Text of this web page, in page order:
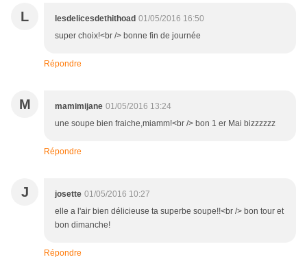
L lesdelicesdethithoad 01/05/2016 16:50
super choix!<br /> bonne fin de journée
Répondre
M mamimijane 01/05/2016 13:24
une soupe bien fraiche,miamm!<br /> bon 1 er Mai bizzzzzz
Répondre
J josette 01/05/2016 10:27
elle a l'air bien délicieuse ta superbe soupe!!<br /> bon tour et
bon dimanche!
Répondre